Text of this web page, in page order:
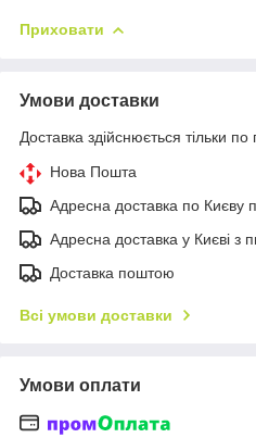
Приховати
Умови доставки
Доставка здійснюється тільки по
Нова Пошта
Адресна доставка по Києву
Адресна доставка у Києві з
Доставка поштою
Всі умови доставки
Умови оплати